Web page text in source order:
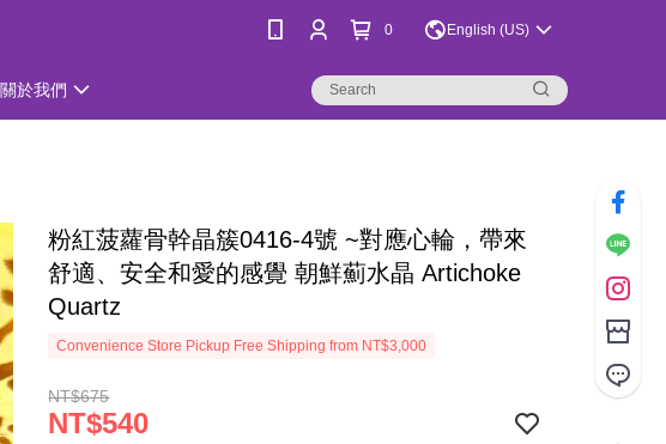
0 English (US)
關於我們
粉紅菠蘿骨幹晶簇0416-4號 ~對應心輪，帶來
舒適、安全和愛的感覺 朝鮮薊水晶 Artichoke
Quartz
Convenience Store Pickup Free Shipping from NT$3,000
NT$675
NT$540